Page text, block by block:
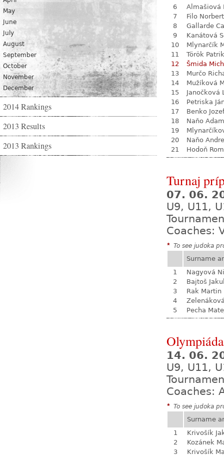
May
June
July
August
September
October
November
December
2014 Rankings
2013 Results
2013 Rankings
6
Almašiová
7
Filo Norbert
8
Gallarde
9
Kanátová
10
Mlynarčík
11
Török Patrik
12
Šmida
13
Murčo
14
Mužíková
15
Janočková
16
Petriska
17
Benko
18
Naňo Adam
19
20
Naňo
21
Hodoň
Turnaj
07. 06.
U9, U11,
Coaches:
* To see judoka
Surname
1
Nagyová
2
Bajtoš
3
Rak Martin
4
5
Pecha
14. 06.
U9, U11,
Coaches:
* To see judoka
Surname
1
Krivošík
2
Kozánek
3
Krivošík